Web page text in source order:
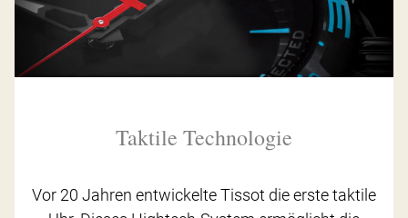
Taktile Technologie
Vor 20 Jahren entwickelte Tissot die erste taktile